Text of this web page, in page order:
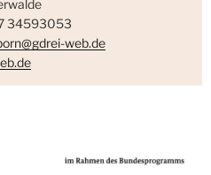
34593053
web.de